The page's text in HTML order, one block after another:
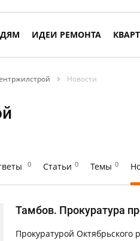
ИДЕИ РЕМОНТА
Новости
0 Статьи 0 Темы 0
Тамбов. Прокуратура
Прокуратурой